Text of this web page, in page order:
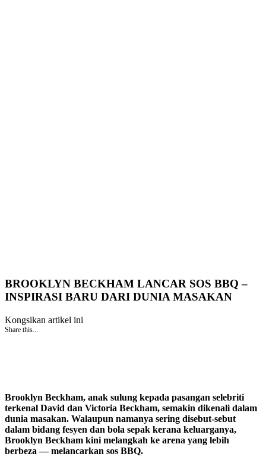
BROOKLYN BECKHAM LANCAR SOS BBQ –
INSPIRASI BARU DARI DUNIA MASAKAN
Kongsikan artikel ini
Share this...
Brooklyn Beckham, anak sulung kepada pasangan selebriti
terkenal David dan Victoria Beckham, semakin dikenali dalam
dunia masakan. Walaupun namanya sering disebut-sebut
dalam bidang fesyen dan bola sepak kerana keluarganya,
Brooklyn Beckham kini melangkah ke arena yang lebih
berbeza — melancarkan sos BBQ.